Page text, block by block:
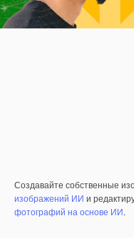
Создавайте собственные
изображений ИИ и
фотографий на основе ИИ.